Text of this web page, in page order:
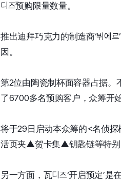
디즈预购限量数量。
推出迪拜巧克力的制造商‘뷔에
因。
第2位由陶瓷制杯面容器占据。
了6700多名预购客户，众筹开
将于29日启动本众筹的<名侦
活页夹▲贺卡集▲钥匙链等特别
另一方面，瓦디즈‘开启预定’